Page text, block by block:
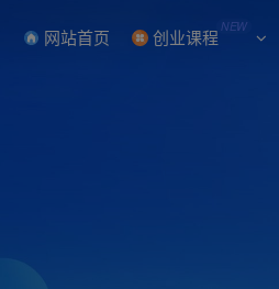
网站首页 创业课程 NEW